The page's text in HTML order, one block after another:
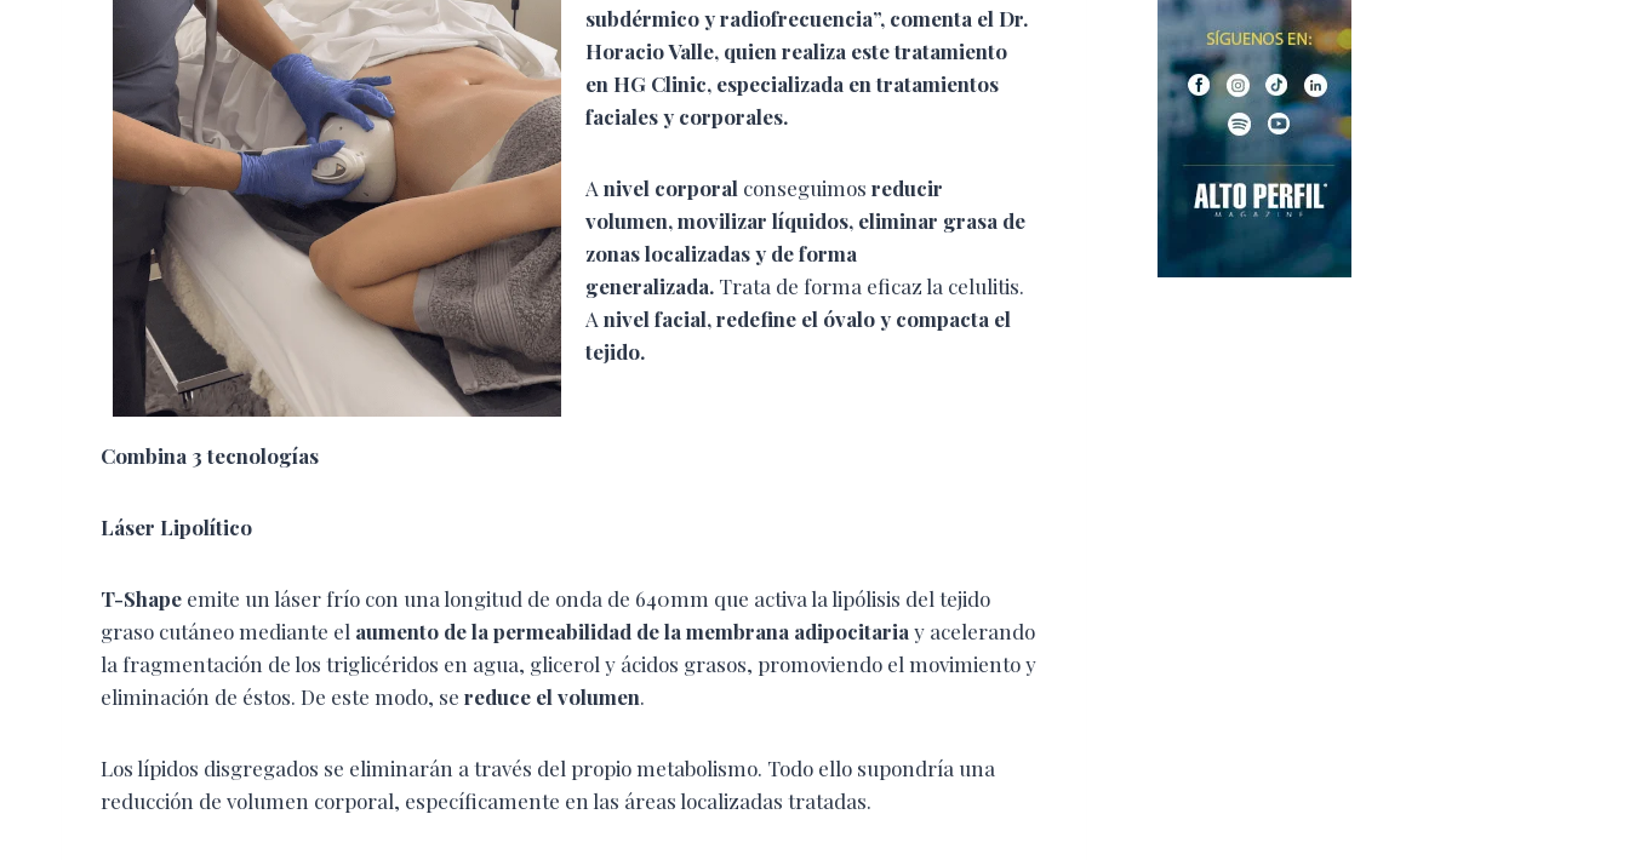
subdérmico y radiofrecuencia”, comenta el Dr.
Horacio Valle, quien realiza este tratamiento
en HG Clinic, especializada en tratamientos
faciales y corporales.
Anivel corporal conseguimosreducir
volumen, movilizar líquidos, eliminar grasa de
zonas localizadas y de forma
generalizada. Trata de forma eficaz la celulitis.
Anivel facial,redefine el óvalo y compacta el
tejido.
Combina 3 tecnologías
Láser Lipolítico
T-Shape emite un láser frío con una longitud de onda de 640mm que activa la lipólisis del tejido
graso cutáneo mediante el aumento de la permeabilidad de la membrana adipocitaria y acelerando
la fragmentación de los triglicéridos en agua, glicerol y ácidos grasos, promoviendo el movimiento y
eliminación de éstos. De este modo, se reduce el volumen.
Los lípidos disgregados se eliminarán a través del propio metabolismo. Todo ello supondría una
reducción de volumen corporal, específicamente en las áreas localizadas tratadas.